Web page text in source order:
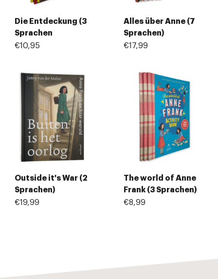
Die Entdeckung (3
Sprachen
€10,95
Alles über Anne (7
Sprachen)
€17,99
Outside it's War (2
Sprachen)
€19,99
The world of Anne
Frank (3 Sprachen)
€8,99